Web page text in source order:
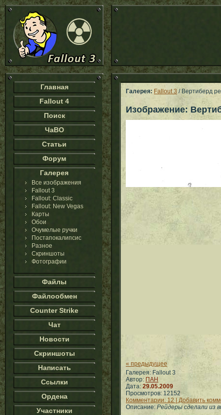
Главная
Fallout 4
Поиск
ЧаВО
Статьи
Форум
Галерея
Все изображения
Fallout 3
Fallout: Classic
Fallout: New Vegas
Карты
Обои
Очумелые ручки
Постапокалипсис
Разное
Скриншоты
Фотографии
Файлы
Файлообмен
Counter Strike
Чат
Новости
Скриншоты
Написать
Ссылки
Ордена
Участники
Галерея: Fallout 3 / Вертиберд
Изображение:
« предыдущее
Галерея: Fallout 3
Автор: ПАН
Дата: 29.05.2009
Просмотров: 12152
Комментарии: 12 | Добавить
Описание: Рейдеры сделали из